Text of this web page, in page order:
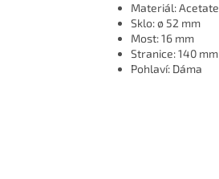
Materiál: Acetate
Sklo: ø 52 mm
Most: 16 mm
Stranice: 140 mm
Pohlaví: Dáma